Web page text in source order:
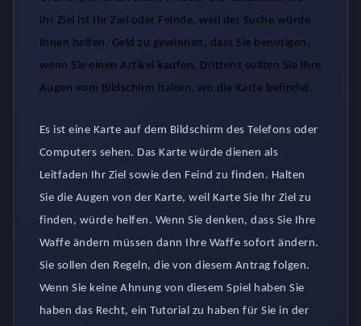
Ihr Ziel ist Ihr Ziel oder Feinde, weil der Suche würde
Ihnen helfen, Geld zu gewinnen, dass Sie benötigen,
wenn Sie einen Artikel kaufen. Drittens sollten Sie Ihre
Augen vom Bildschirm halten, wo die Karte befindet.
Es ist eine Karte auf dem Bildschirm des Telefons oder
Computers sehen. Das Karte würde dienen als
Leitfaden Ihr Ziel sowie den Feind zu finden. Halten
Sie die Augen von der Karte, weil Karte Sie Ihr Ziel zu
finden, würde helfen. Wenn Sie denken, dass Sie Ihre
Waffe ändern müssen dann Ihre Waffe sofort ändern.
Sie sollen den Regeln, die von diesem Antrag folgen.
Wenn Sie keine Ahnung von diesem Spiel haben Sie
haben das Recht, ein Tutorial zu haben für Sie in der